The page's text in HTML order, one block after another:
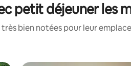
petit déjeuner les
bien notées pour leur